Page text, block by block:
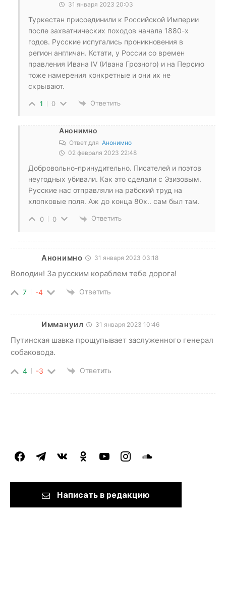
31 января 2023 20:03
Туркестан присоединили к Российской Империи
после захватнических походов начала 1880-х
годов. Русские испугались проникновения в
регион англичан. Кстати, у России со времен
правления Ивана IV (Ивана Грозного) и на Персию
тоже намерения конкретные и они их не
скрывают.
1 0 Ответить
Анонимно
Ответ для Анонимно
02 февраля 2023 22:48
Добровольно-принудительно. Писателей и поэтов
неугодных убивали. Как это сделали с Эзизовым.
Русские нас отправляли на рабский труд на
хлопковые поля. Аж до конца 80х.. сам был там.
0 0 Ответить
Анонимно 31 января 2023 03:18
Володин! За русским кораблем тебе дорога!
7 -4 Ответить
Иммануил 31 января 2023 10:46
Путинская шавка прощупывает заслуженного генерал
собаковода.
4 -3 Ответить
facebooktelegramvkontakteodnoklassniki
youtubeinstagramsoundcloud
Написать в редакцию